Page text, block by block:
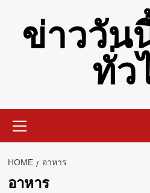
contentข่าววัน
ทั่ว
Menu
HOME อาหาร
อาหาร